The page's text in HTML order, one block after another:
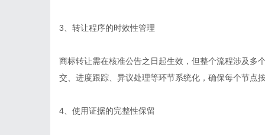
3、转让程序的时效性管理
商标转让需在核准公告之日起生效，但整个流程涉及多
交、进度跟踪、异议处理等环节系统化，确保每个节点
4、使用证据的完整性保留